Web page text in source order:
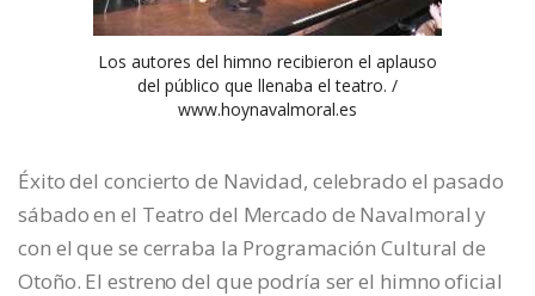
Los autores del himno recibieron el aplauso
del público que llenaba el teatro. /
www.hoynavalmoral.es
Éxito del concierto de Navidad, celebrado el pasado
sábado en el Teatro del Mercado de Navalmoral y
con el que se cerraba la Programación Cultural de
Otoño. El estreno del que podría ser el himno oficial